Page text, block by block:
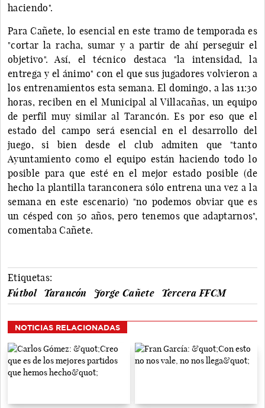
haciendo".
Para Cañete, lo esencial en este tramo de temporada es
"cortar la racha, sumar y a partir de ahí perseguir el
objetivo". Así, el técnico destaca "la intensidad, la
entrega y el ánimo" con el que sus jugadores volvieron a
los entrenamientos esta semana. El domingo, a las 11:30
horas, reciben en el Municipal al Villacañas, un equipo
de perfil muy similar al Tarancón. Es por eso que el
estado del campo será esencial en el desarrollo del
juego, si bien desde el club admiten que "tanto
Ayuntamiento como el equipo están haciendo todo lo
posible para que esté en el mejor estado posible (de
hecho la plantilla taranconera sólo entrena una vez a la
semana en este escenario) "no podemos obviar que es
un césped con 50 años, pero tenemos que adaptarnos",
comentaba Cañete.
Etiquetas:
Fútbol
Tarancón Jorge Cañete Tercera FFCM
NOTICIAS RELACIONADAS